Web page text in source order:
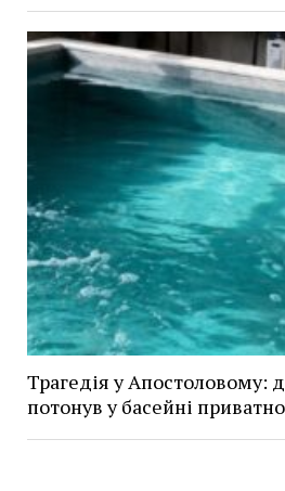
Трагедія у Апостоловому:
потонув у басейні